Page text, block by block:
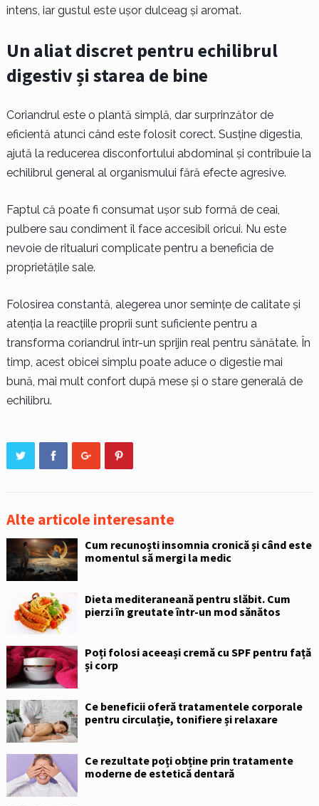
intens, iar gustul este ușor dulceag și aromat.
Un aliat discret pentru echilibrul
digestiv și starea de bine
Coriandrul este o plantă simplă, dar surprinzător de
eficientă atunci când este folosit corect. Susține digestia,
ajută la reducerea disconfortului abdominal și contribuie la
echilibrul general al organismului fără efecte agresive.
Faptul că poate fi consumat ușor sub formă de ceai,
pulbere sau condiment îl face accesibil oricui. Nu este
nevoie de ritualuri complicate pentru a beneficia de
proprietățile sale.
Folosirea constantă, alegerea unor semințe de calitate și
atenția la reacțiile proprii sunt suficiente pentru a
transforma coriandrul într-un sprijin real pentru sănătate. În
timp, acest obicei simplu poate aduce o digestie mai
bună, mai mult confort după mese și o stare generală de
echilibru.
Alte articole interesante
Cum recunoști insomnia cronică și când este
momentul să mergi la medic
Dieta mediteraneană pentru slăbit. Cum
pierzi în greutate într-un mod sănătos
Poți folosi aceeași cremă cu SPF pentru față
și corp
Ce beneficii oferă tratamentele corporale
pentru circulație, tonifiere și relaxare
Ce rezultate poți obține prin tratamente
moderne de estetică dentară